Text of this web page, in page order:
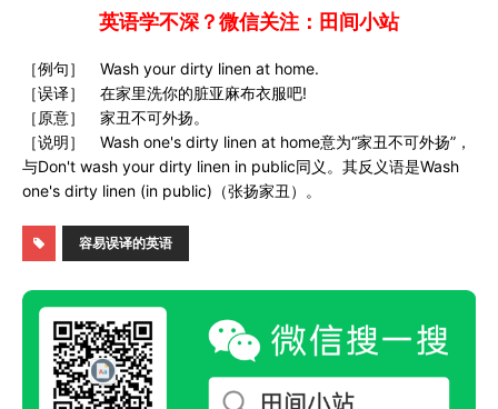
英语学不深？微信关注：田间小站
［例句］ Wash your dirty linen at home.
［误译］ 在家里洗你的脏亚麻布衣服吧!
［原意］ 家丑不可外扬。
［说明］ Wash one's dirty linen at home意为“家丑不可外扬”，
与Don't wash your dirty linen in public同义。其反义语是Wash
one's dirty linen (in public)（张扬家丑）。
容易误译的英语